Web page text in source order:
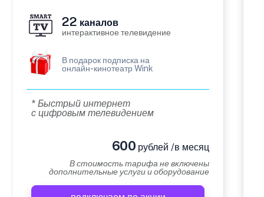
22 каналов
интерактивное телевидение
В подарок подписка на
онлайн-кинотеатр Wink
* Быстрый интернет
с цифровым телевидением
600 рублей /в месяц
В стоимость тарифа не включены
дополнительные услуги и оборудование